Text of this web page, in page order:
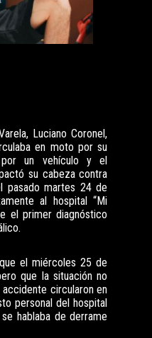
Luciano Coronel,
en moto por su
un vehículo y el
su cabeza contra
pasado martes 24 de
al hospital “Mi
el primer diagnóstico
el miércoles 25 de
que la situación no
circularon en
personal del hospital
hablaba de derrame